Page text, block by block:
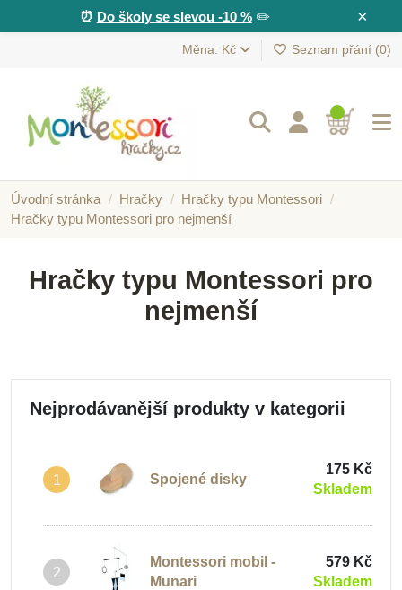
×
⏰ Do školy se slevou -10 %✏️
Měna: Kč Seznam přání (0)
Úvodní stránka Hračky
Hračky typu Montessori
Hračky typu Montessori pro nejmenší
Hračky typu Montessori pro
nejmenší
Nejprodávanější produkty v kategorii
1 Spojené disky
175 Kč
Skladem
2
Montessori mobil -
Munari
579 Kč
Skladem